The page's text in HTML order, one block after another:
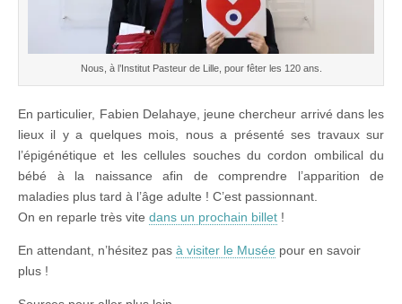
Nous, à l’Institut Pasteur de Lille, pour fêter les 120 ans.
En particulier, Fabien Delahaye, jeune chercheur arrivé dans les
lieux il y a quelques mois, nous a présenté ses travaux sur
l’épigénétique et les cellules souches du cordon ombilical du
bébé à la naissance afin de comprendre l’apparition de
maladies plus tard à l’âge adulte ! C’est passionnant.
On en reparle très vite dans un prochain billet !
En attendant, n’hésitez pas à visiter le Musée pour en savoir
plus !